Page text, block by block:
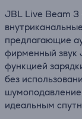
JBL Live Beam 3
предлагающие
фирменный звук
функцией
без
идеальным